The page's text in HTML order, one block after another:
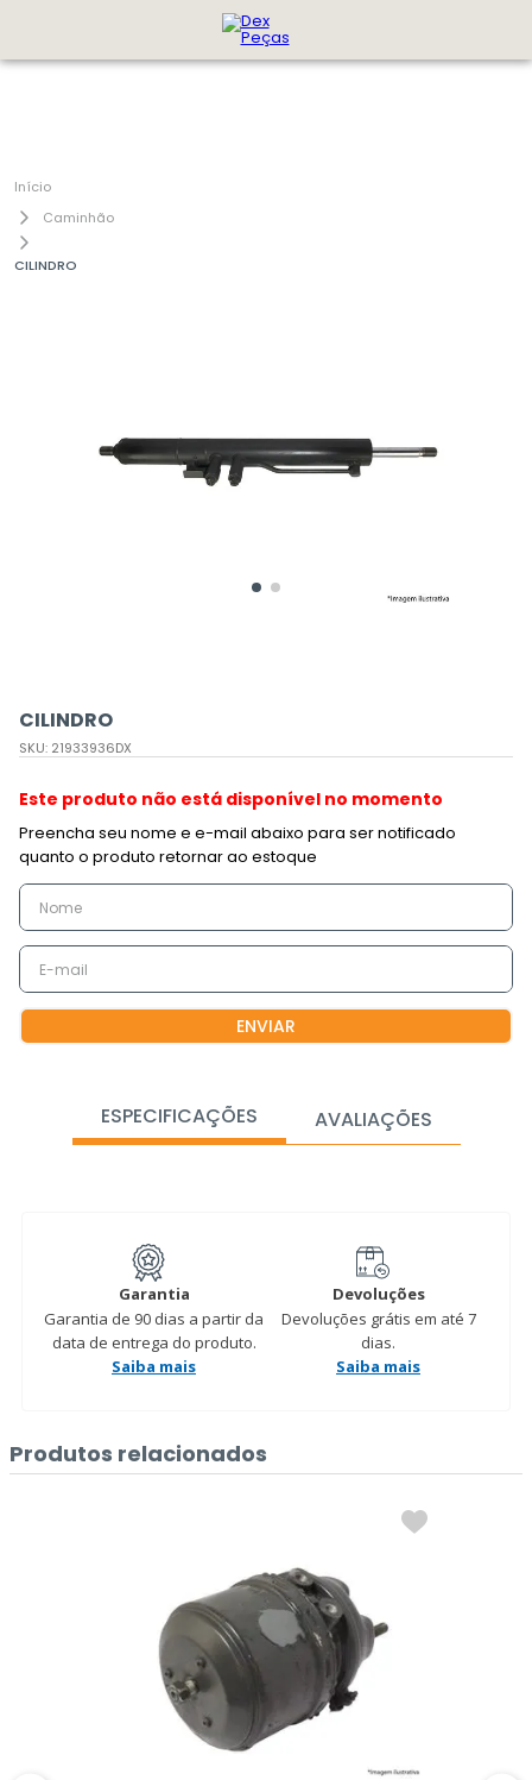
Caminhão
CILINDRO
CILINDRO
SKU: 21933936DX
Este produto não está disponível no momento
ENVIAR
ESPECIFICAÇÕES AVALIAÇÕES
Garantia
Garantia de 90 dias a partir da
data de entrega do produto.
Saiba mais
Devoluções
Devoluções grátis em até 7
dias.
Saiba mais
Produtos relacionados